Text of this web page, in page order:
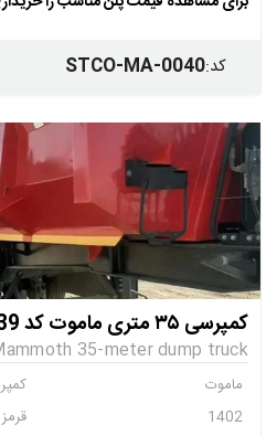
کد:
STCO-MA-0040
کمپرسی ۳۵ متری ماموت کد STCO-MA-0039
Mammoth 35-meter dump truck
ماموت
1402
قرمز